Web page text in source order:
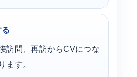
る
訪問、再訪からCVにつな
ます。